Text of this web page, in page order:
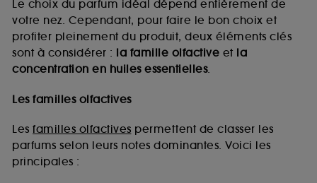
Le choix du parfum idéal dépend entièrement de
votre nez. Cependant, pour faire le bon choix et
profiter pleinement du produit, deux éléments clés
sont à considérer : la famille olfactive et la
concentration en huiles essentielles.
Les familles olfactives
Les familles olfactives permettent de classer les
parfums selon leurs notes dominantes. Voici les
principales :
lecture de ces traceurs requiert votre accord. Vous
pouvez personnaliser vos choix concernant le dépôt
de ces cookies grâce au bouton "personnaliser mes
choix" ci-dessous ou décider de "tout accepter".
Sephora pourra associer les informations de
navigation collectées par ces Cookies, pour les
collectées ou générées lors de votre activité en ligne
sur "continuer sans accepter". Voous pouvez à tout
moment choisir de retirer votrte consentement. Si vous
souhaitez obtenir plus d'information sur les cookies
utilisés, cliquez